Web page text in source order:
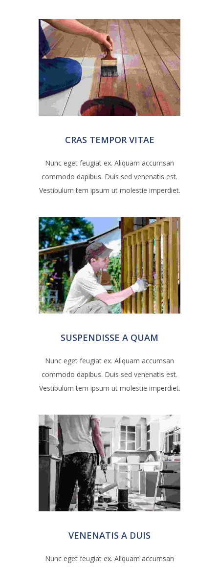
CRAS TEMPOR VITAE
Nunc eget feugiat ex. Aliquam accumsan
commodo dapibus. Duis sed venenatis est.
Vestibulum tem ipsum ut molestie imperdiet.
SUSPENDISSE A QUAM
Nunc eget feugiat ex. Aliquam accumsan
commodo dapibus. Duis sed venenatis est.
Vestibulum tem ipsum ut molestie imperdiet.
VENENATIS A DUIS
Nunc eget feugiat ex. Aliquam accumsan